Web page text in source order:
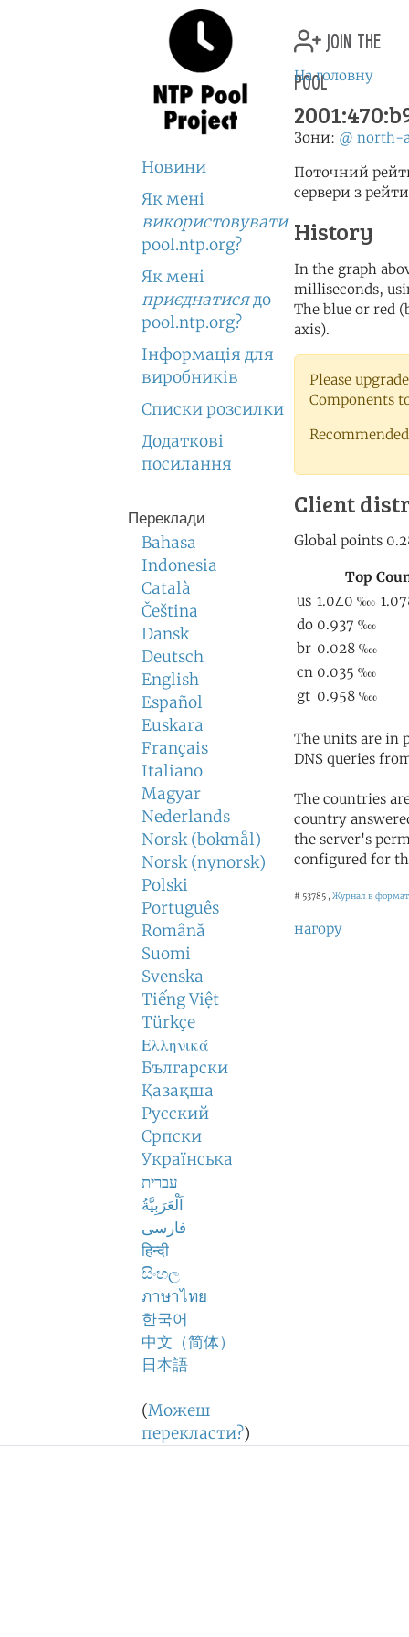
Новини
Як мені
використовувати
pool.ntp.org?
Як мені
приєднатисядо
pool.ntp.org?
Інформація для
виробників
Списки розсилки
Додаткові
посилання
Переклади
Bahasa
Indonesia
Català
Čeština
Dansk
Deutsch
English
Español
Euskara
Français
Italiano
Magyar
Nederlands
Norsk (bokmål)
Norsk (nynorsk)
Polski
Português
Română
Suomi
Svenska
Tiếng Việt
Türkçe
Ελληνικά
Български
Қазақша
Русский
Српски
Українська
עברית
اَلْعَرَبِيَّةُ
فارسی
हिन्दी
සිංහල
ภาษาไทย
한국어
中文（简体）
日本語
(Можеш
перекласти?)
join the
pool
На головну
Зони: @ north-
Поточний
сервери з
History
In the graph
milliseconds,
The blue or red
axis).
Please
Components
Client
The units are in
DNS queries
The countries
country
the server's
configured for
# 53785 , Журнал в
нагору